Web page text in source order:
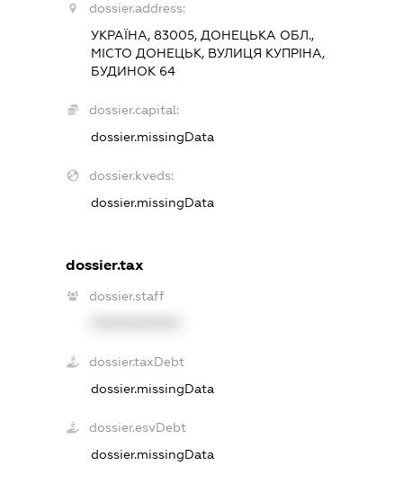
dossier.address:
УКРАЇНА, 83005, ДОНЕЦЬКА ОБЛ.,
МІСТО ДОНЕЦЬК, ВУЛИЦЯ КУПРІНА,
БУДИНОК 64
dossier.capital:
dossier.missingData
dossier.kveds:
dossier.missingData
dossier.tax
dossier.staff
dossier.taxDebt
dossier.missingData
dossier.esvDebt
dossier.missingData